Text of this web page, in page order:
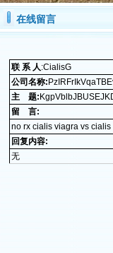
在线留言
联 系 人:CialisG
公司名称:
主 题:
留 言:
no rx cialis viagra vs
回复内容:
无